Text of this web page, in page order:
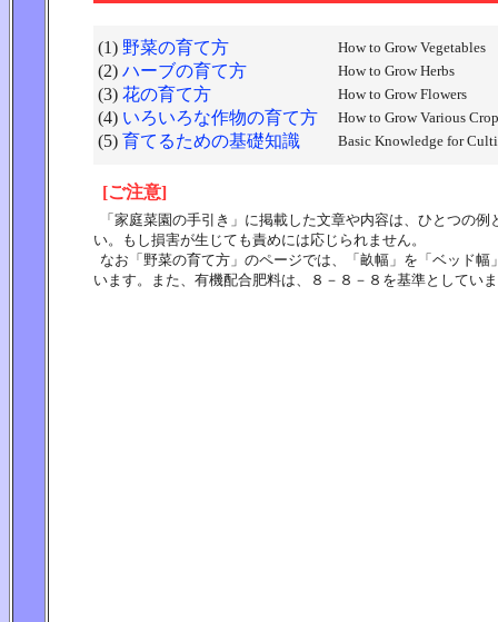
(1) 野菜の育て方 How to Grow Vegetables
(2) ハーブの育て方 How to Grow Herbs
(3) 花の育て方 How to Grow Flowers
(4) いろいろな作物の育て方 How to Grow Various
(5) 育てるための基礎知識 Basic Knowledge for
[ご注意]
「家庭菜園の手引き」に掲載した文章や内容は、ひとつの例
い。もし損害が生じても責めには応じられません。
なお「野菜の育て方」のページでは、「畝幅」を「ベッド幅
います。また、有機配合肥料は、８－８－８を基準としてい